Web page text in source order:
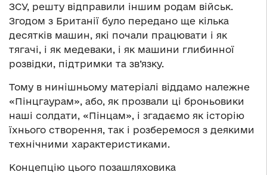
ЗСУ, решту відправили іншим родам військ.
Згодом з Британії було передано ще кілька
десятків машин, які почали працювати і як
тягачі, і як медеваки, і як машини глибинної
розвідки, підтримки та зв’язку.
Тому в нинішньому матеріалі віддамо належне
«Пінцгаурам», або, як прозвали ці броньовики
наші солдати, «Пінцам», і згадаємо як історію
їхнього створення, так і розберемося з деякими
технічними характеристиками.
Концепцію цього позашляховика